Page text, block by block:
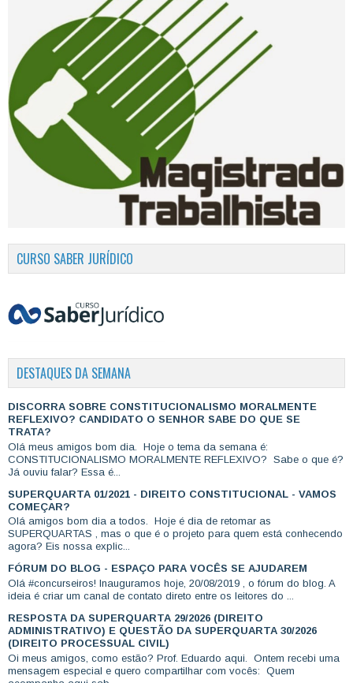
CURSO SABER JURÍDICO
DESTAQUES DA SEMANA
DISCORRA SOBRE CONSTITUCIONALISMO MORALMENTE
REFLEXIVO? CANDIDATO O SENHOR SABE DO QUE SE
TRATA?
Olá meus amigos bom dia. Hoje o tema da semana é:
CONSTITUCIONALISMO MORALMENTE REFLEXIVO? Sabe o que é?
Já ouviu falar? Essa é...
SUPERQUARTA 01/2021 - DIREITO CONSTITUCIONAL - VAMOS
COMEÇAR?
Olá amigos bom dia a todos. Hoje é dia de retomar as
SUPERQUARTAS , mas o que é o projeto para quem está conhecendo
agora? Eis nossa explic...
FÓRUM DO BLOG - ESPAÇO PARA VOCÊS SE AJUDAREM
Olá #concurseiros! Inauguramos hoje, 20/08/2019 , o fórum do blog. A
ideia é criar um canal de contato direto entre os leitores do ...
RESPOSTA DA SUPERQUARTA 29/2026 (DIREITO
ADMINISTRATIVO) E QUESTÃO DA SUPERQUARTA 30/2026
(DIREITO PROCESSUAL CIVIL)
Oi meus amigos, como estão? Prof. Eduardo aqui. Ontem recebi uma
mensagem especial e quero compartilhar com vocês: Quem